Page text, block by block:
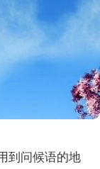
到问候语的地